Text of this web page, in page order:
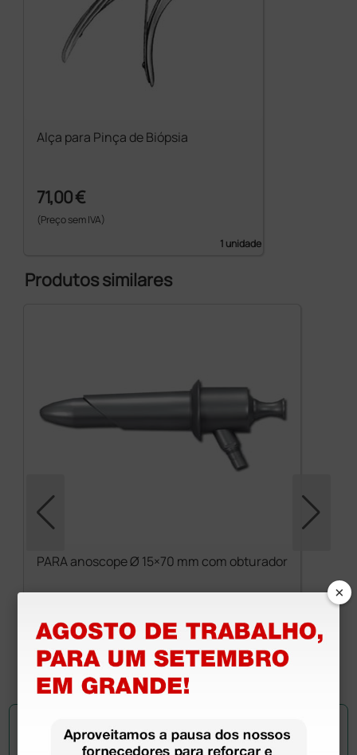
Alça para Pinça de Biópsia
71,00 €
(Preço sem IVA)
1 unidade
Produtos similares
PARA anoscope Ø 15×70 mm com obturador
333,00 €
(Preço sem IVA)
1 unidade
×